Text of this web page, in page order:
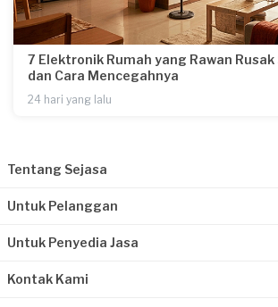
7 Elektronik Rumah yang Rawan
dan Cara Mencegahnya
24 hari yang lalu
Tentang Sejasa
Untuk Pelanggan
Untuk Penyedia Jasa
Kontak Kami